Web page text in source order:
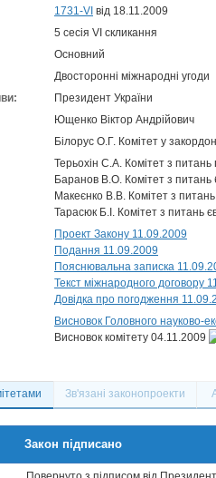
1731-VI від 18.11.2009
5 сесія VI скликання
Основний
Двосторонні міжнародні угоди
Президент України
Ющенко Віктор Андрійович
Білорус О.Г. Комітет у
Терьохін С.А. Комітет з питань
Баранов В.О. Комітет з
Макеєнко В.В. Комітет з
Тарасюк Б.І. Комітет з питань
Проект Закону 11.09.2009
Подання 11.09.2009
Пояснювальна записка
Текст міжнародного договору
Довідка про погодження
Висновок Головного науково-
Висновок комітету 04.11.2009
Зв'язані законопроекти
Закон підписано